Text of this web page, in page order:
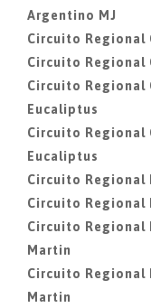
Argentino MJ
Circuito Regional
Circuito Regional
Circuito Regional
Eucaliptus
Circuito Regional
Eucaliptus
Circuito Regional
Circuito Regional
Circuito Regional
Martin
Circuito Regional
Martin